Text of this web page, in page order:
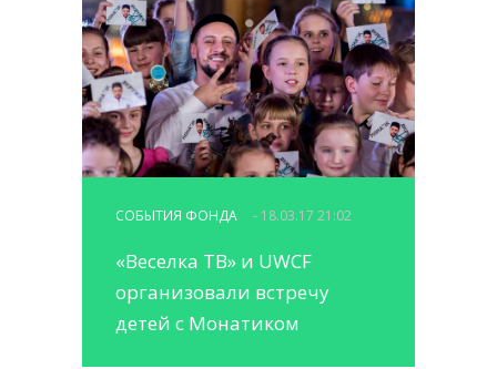
СОБЫТИЯ ФОНДА - 18.03.17 21:02
«Веселка ТВ» и UWCF
организовали встречу
детей с Монатиком